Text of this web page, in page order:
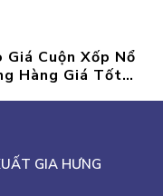
Giá Cuộn Xốp Nổ
Hàng Giá Tốt
GIA HƯNG